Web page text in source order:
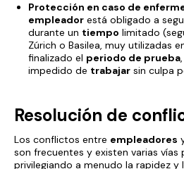
Protección en caso de
empleador está obligado a
durante un tiempo limitado
Zúrich o Basilea, muy utilizadas
finalizado el periodo de prueba
impedido de trabajar sin culpa
Resolución de
Los conflictos entre empleadores
son frecuentes y existen varias vías
privilegiando a menudo la rapidez y